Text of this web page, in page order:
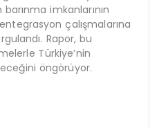
imkanlarının
çalışmalarına
Rapor, bu
Türkiye’nin
öngörüyor.